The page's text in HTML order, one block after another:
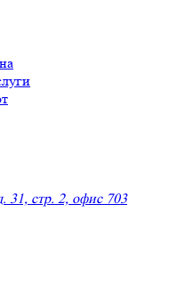
31, стр. 2, офис 703